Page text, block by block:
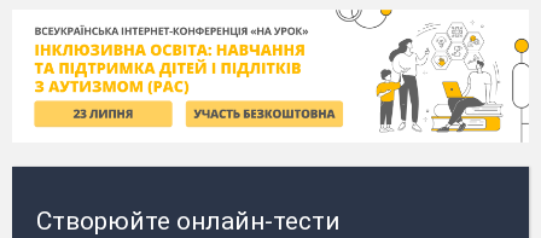
Створюйте онлайн-тести